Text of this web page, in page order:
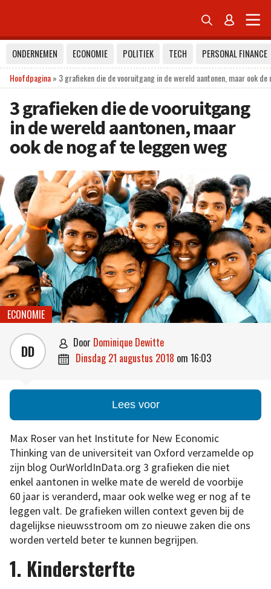
 
ONDERNEMEN ECONOMIE POLITIEK TECH
PERSONAL FINANCE
Hoofdpagina» 3 grafieken die de vooruitgang in de wereld aantonen, maar ook
3 grafieken die de vooruitgang
in de wereld aantonen, maar
ook de nog af te leggen weg
ECONOMIE
DD  door Dominique Dewitte
 dinsdag 21 augustus 2018 om 16:03
Lees voor
Max Roser van het Institute for New Economic
Thinking van de universiteit van Oxford verzamelde op
zijn blog OurWorldInData.org 3 grafieken die niet
enkel aantonen in welke mate de wereld de voorbije
60 jaar is veranderd, maar ook welke weg er nog af te
leggen valt. De grafieken willen context geven bij de
dagelijkse nieuwsstroom om zo nieuwe zaken die ons
worden verteld beter te kunnen begrijpen.
1. Kindersterfte